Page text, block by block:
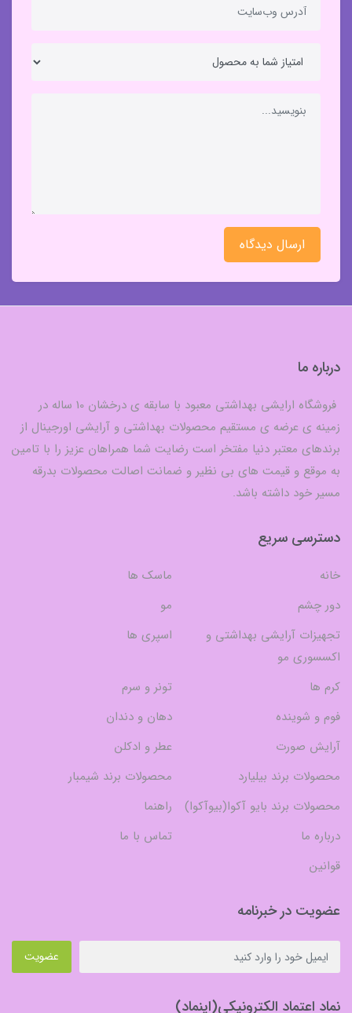
ارسال دیدگاه
درباره ما
فروشگاه ارایشی بهداشتی معبود با سابقه ی درخشان 10 ساله در
زمینه ی عرضه ی مستقیم محصولات بهداشتی و آرایشی اورجینال از
برندهای معتبر دنیا مفتخر است رضایت شما همراهان عزیز را با تامین
به موقع و قیمت های بی نظیر و ضمانت اصالت محصولات بدرقه
مسیر خود داشته باشد.
دسترسی سریع
خانه
ماسک ها
دور چشم
مو
تجهیزات آرایشی بهداشتی و
اکسسوری مو
اسپری ها
کرم ها
تونر و سرم
فوم و شوینده
دهان و دندان
آرایش صورت
عطر و ادکلن
محصولات برند بیلیارد
محصولات برند شیمبار
محصولات برند بایو آکوا(بیوآکوا)
راهنما
درباره ما
تماس با ما
قوانین
عضویت در خبرنامه
عضویت
نماد اعتماد الکترونیکی(اینماد)